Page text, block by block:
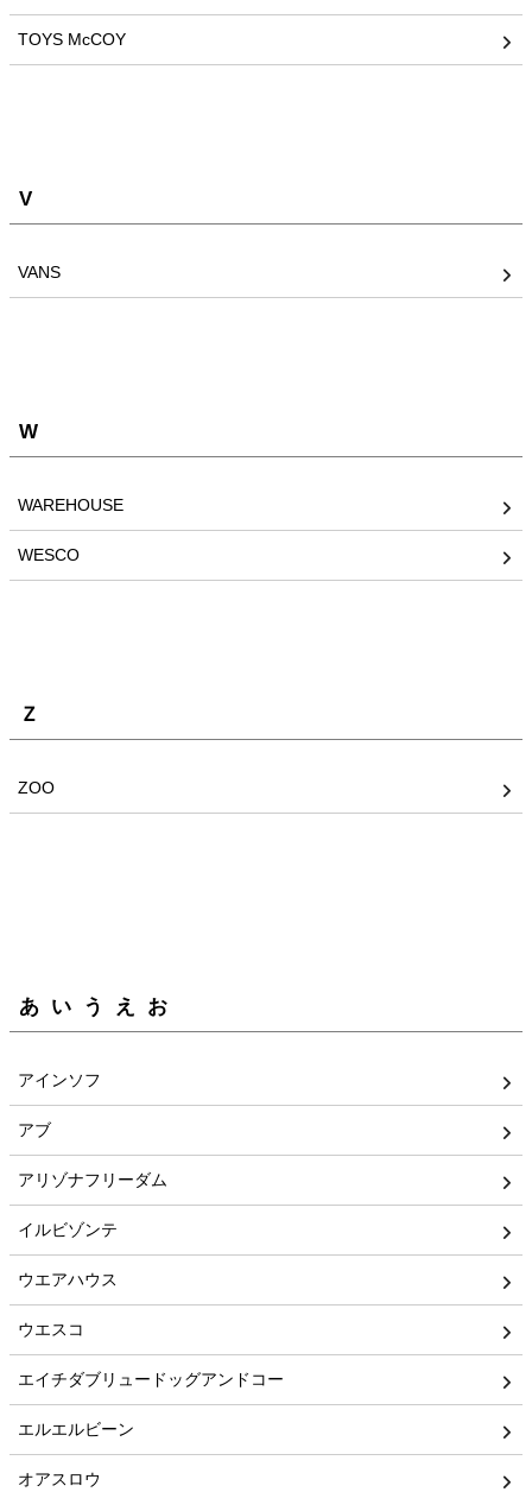
TOYS McCOY
V
VANS
W
WAREHOUSE
WESCO
Ｚ
ZOO
あいうえお
アインソフ
アブ
アリゾナフリーダム
イルビゾンテ
ウエアハウス
ウエスコ
エイチダブリュードッグアンドコー
エルエルビーン
オアスロウ